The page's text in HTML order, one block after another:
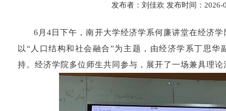
发布者：刘佳欢 发布时间：2026-
6 月4 日下午，南开大学经济学系何廉讲堂在经济
以“人口结构和社会融合”为主题，由经济学系丁思华
持。经济学院多位师生共同参与，展开了一场兼具理